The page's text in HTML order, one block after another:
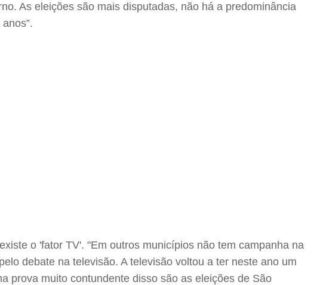
As eleições são mais disputadas, não há a predominância
o 'fator TV'. "Em outros municípios não tem campanha na
debate na televisão. A televisão voltou a ter neste ano um
prova muito contundente disso são as eleições de São